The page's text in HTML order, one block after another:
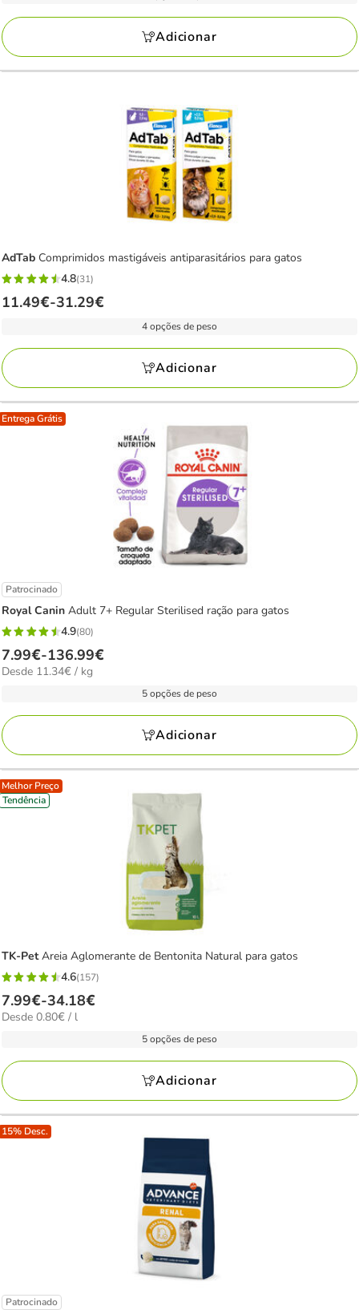
avaliações
103.98€
Adicionar
AdTab Comprimidos mastigáveis antiparasitários para gatos
4.8
estrelas
31
avaliações
4.8(31)
Preço
a
31.29€
11.49€-31.29€
4 opções de peso
Adicionar
Entrega Grátis
Patrocinado
Royal Canin Adult 7+ Regular Sterilised ração para gatos
4.9
estrelas
com
avaliações
4.9(80)
Preço
de
136.99€
7.99€-136.99€
11.34€
Desde 11.34€ / kg
5 opções de peso
Adicionar
Melhor Preço
Tendência
TK-PetAreia Aglomerante de Bentonita Natural para gatos
4.6
estrelas
com
avaliações
4.6(157)
Preço
de
34.18€
7.99€-34.18€
0.80€
Desde 0.80€ / l
5 opções de peso
Adicionar
15% Desc.
Patrocinado